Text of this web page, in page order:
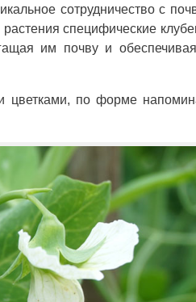
сотрудничество с
специфические
им почву и
цветками, по форме